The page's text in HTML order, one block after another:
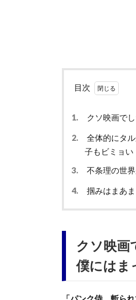
目次
1. クソ映画で
2.
全体的にタ
子もビミョい
3.
不条理の世
4. 掴みはまあ
クソ映画
僕にはま
「パンク侍、斬られ